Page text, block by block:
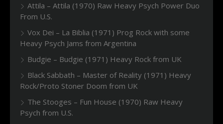
Attila – Attila (1970) Raw Heavy Psych Power Duo
From U.S.
Vox Dei – La Biblia (1971) Prog Rock with some
Heavy Psych Jams from Argentina
Budgie – Budgie (1971) Heavy Rock from UK
Black Sabbath – Master of Reality (1971) Heavy
Rock/Proto Stoner Doom from UK
The Stooges – Fun House (1970) Raw Heavy
Psych from U.S.